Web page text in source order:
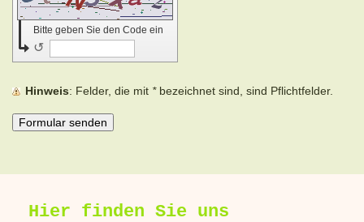
Bitte geben Sie den Code ein
↺
Hinweis : Felder, die mit *bezeichnet sind, sind Pflichtfelder.
Hier finden Sie uns